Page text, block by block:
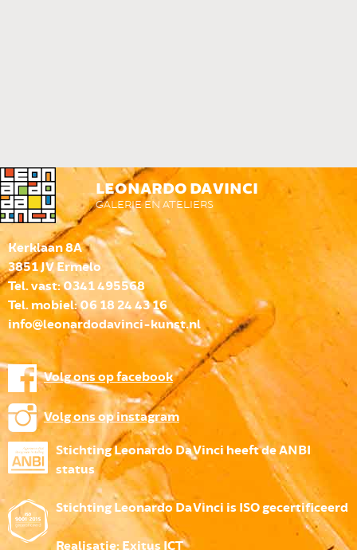
LEONARDO DA VINCI
GALERIE EN ATELIERS
Kerklaan 8A
3851 JV Ermelo
Tel. vast: 0341 495568
Tel. mobiel: 06 18 24 43 16
info@leonardodavinci-kunst.nl
Volg ons op facebook
Volg ons op instagram
Stichting Leonardo Da Vinci heeft de ANBI
status
Stichting Leonardo Da Vinci is ISO gecertificeerd